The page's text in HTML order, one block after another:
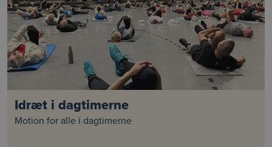
Idræt i dagtimerne
Motion for alle i dagtimerne